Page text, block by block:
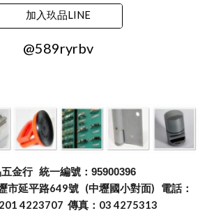
加入玖品LINE
@589ryrbv
金行 統一編號：95900396
市延平路649號 (中壢國小對面) 電話：
4223707 傳真：03 4275313